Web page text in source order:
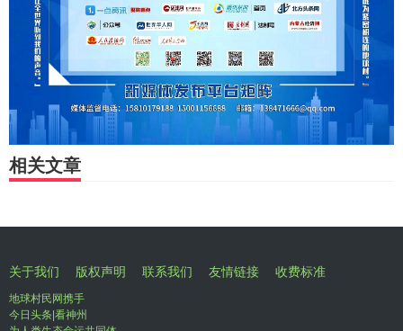
相关文章
关于我们 版权声明 联系我们 友情链接 收费标准
地球村民网携手
今日头条|看神州